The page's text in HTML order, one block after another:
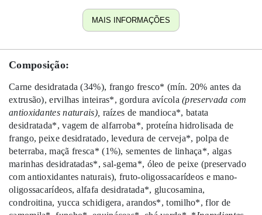
MAIS INFORMAÇÕES
Composição:
Carne desidratada (34%), frango fresco* (mín. 20% antes da
extrusão), ervilhas inteiras*, gordura avícola(preservada com
antioxidantes naturais), raízes de mandioca*, batata
desidratada*, vagem de alfarroba*, proteína hidrolisada de
frango, peixe desidratado, levedura de cerveja*, polpa de
beterraba, maçã fresca* (1%), sementes de linhaça*, algas
marinhas desidratadas*, sal-gema*, óleo de peixe (preservado
com antioxidantes naturais), fruto-oligossacarídeos e mano-
oligossacarídeos, alfafa desidratada*, glucosamina,
condroitina, yucca schidigera, arandos*, tomilho*, flor de